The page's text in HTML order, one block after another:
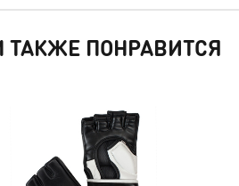
ТАКЖЕ ПОНРАВИТСЯ